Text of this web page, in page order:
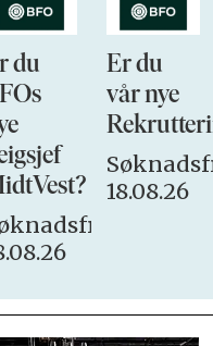
du
Er du
vår nye
18.08.26